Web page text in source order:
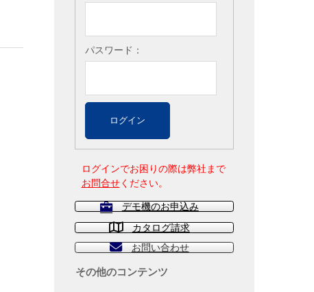
パスワード：
ログインでお困りの際は弊社まで
お問合せください。
デモ機のお申込み
カタログ請求
お問い合わせ
その他のコンテンツ